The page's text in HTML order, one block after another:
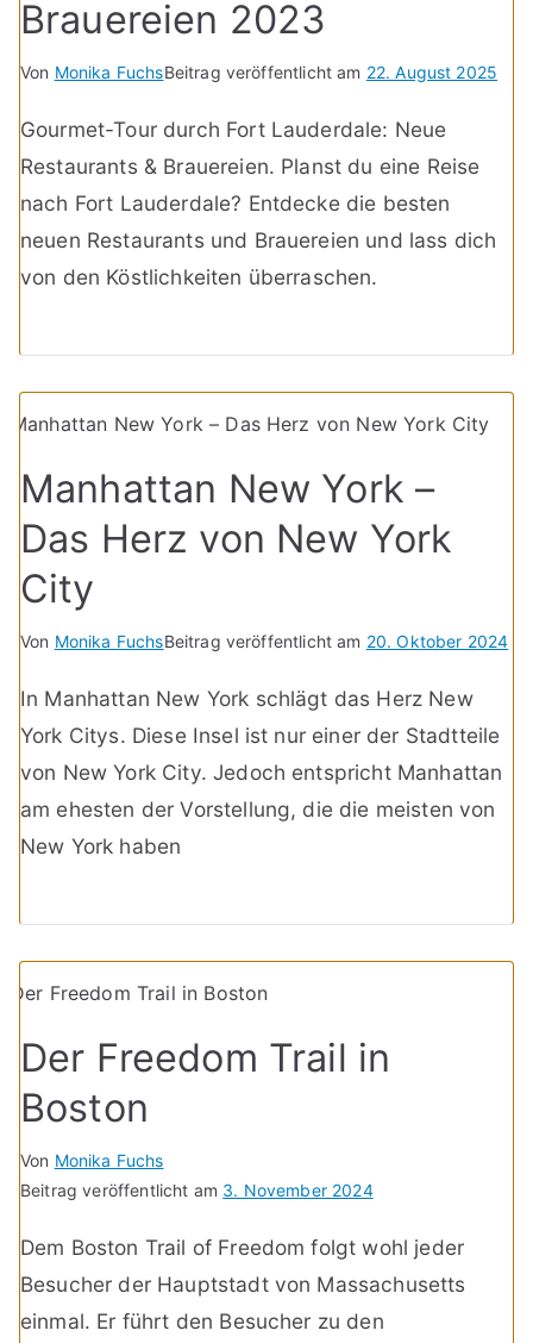
Brauereien 2023
Von Monika FuchsBeitrag veröffentlicht am 22. August 2025
Gourmet-Tour durch Fort Lauderdale: Neue
Restaurants & Brauereien. Planst du eine Reise
nach Fort Lauderdale? Entdecke die besten
neuen Restaurants und Brauereien und lass dich
von den Köstlichkeiten überraschen.
Manhattan New York –
Das Herz von New York
City
Von Monika FuchsBeitrag veröffentlicht am 20. Oktober 2024
In Manhattan New York schlägt das Herz New
York Citys. Diese Insel ist nur einer der Stadtteile
von New York City. Jedoch entspricht Manhattan
am ehesten der Vorstellung, die die meisten von
New York haben
Der Freedom Trail in
Boston
Von Monika Fuchs
Beitrag veröffentlicht am 3. November 2024
Dem Boston Trail of Freedom folgt wohl jeder
Besucher der Hauptstadt von Massachusetts
einmal. Er führt den Besucher zu den